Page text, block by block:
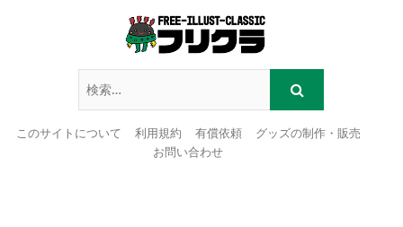
このサイトについて 利用規約 有償依頼
グッズの制作・販売
お問い合わせ